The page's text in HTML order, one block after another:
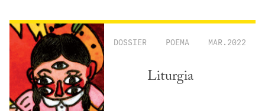
DOSSIER POEMA MAR.2022
Liturgia